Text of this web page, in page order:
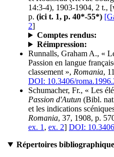
14:3-4), 1903-1904, 2 t.,
p. (ici t. 1, p. 40*-55*)
2]
Comptes rendus:
Réimpression:
Runnalls, Graham A., «
Passion en langue
classement », Romania,
DOI: 10.3406/
Schumacher, Fr., « Les
Passion d'Autun (Bibl.
et les indications
Romania, 37, 1908, p.
ex. 1 , ex. 2] DOI:
Répertoires